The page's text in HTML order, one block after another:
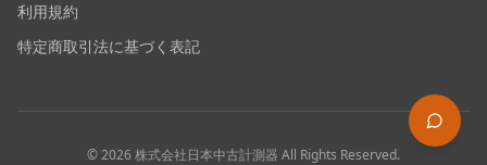
利用規約
特定商取引法に基づく表記
©2026株式会社日本中古計測器 All Rights Reserved.